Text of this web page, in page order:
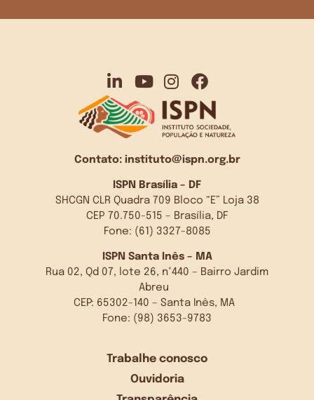
Contato: instituto@ispn.org.br
ISPN Brasília – DF
SHCGN CLR Quadra 709 Bloco “E” Loja 38
CEP 70.750-515 – Brasília, DF
Fone: (61) 3327-8085
ISPN Santa Inês – MA
Rua 02, Qd 07, lote 26, n°440 – Bairro Jardim
Abreu
CEP: 65302-140 – Santa Inês, MA
Fone: (98) 3653-9783
Trabalhe conosco
Ouvidoria